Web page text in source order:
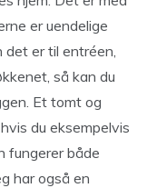
er uendelige
det er til entréen,
så kan du
Et tomt og
du eksempelvis
fungerer både
har også en